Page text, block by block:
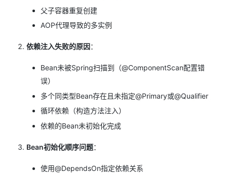
父子容器重复创建
AOP代理导致的多实例
依赖注入失败的原因：
Bean未被Spring扫描到（@ComponentScan配置错
误）
多个同类型Bean存在且未指定@Primary或@Qualifier
循环依赖（构造方法注入）
依赖的Bean未初始化完成
Bean初始化顺序问题：
使用@DependsOn指定依赖关系